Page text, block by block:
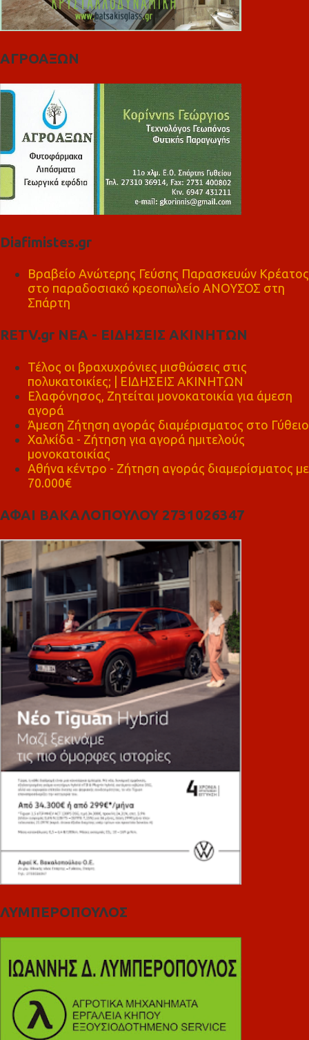
ΑΓΡΟΑΞΩΝ
Diafimistes.gr
Βραβείο Ανώτερης Γεύσης Παρασκευών Κρέατος
στο παραδοσιακό κρεοπωλείο ΑΝΟΥΣΟΣ στη
Σπάρτη
RETV.gr ΝΕΑ - ΕΙΔΗΣΕΙΣ ΑΚΙΝΗΤΩΝ
Τέλος οι βραχυχρόνιες μισθώσεις στις
πολυκατοικίες; | ΕΙΔΗΣΕΙΣ ΑΚΙΝΗΤΩΝ
Ελαφόνησος, Ζητείται μονοκατοικία για άμεση
αγορά
Άμεση Ζήτηση αγοράς διαμέρισματος στο Γύθειο
Χαλκίδα - Ζήτηση για αγορά ημιτελούς
μονοκατοικίας
Αθήνα κέντρο - Ζήτηση αγοράς διαμερίσματος με
70.000€
ΑΦΑΙ ΒΑΚΑΛΟΠΟΥΛΟΥ 2731026347
ΛΥΜΠΕΡΟΠΟΥΛΟΣ